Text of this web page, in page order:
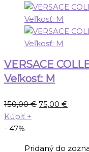
VERSACE
Veľkosť: M
150,00€ Pôvodná
75,00 €
Kúpiť +
- 47%
Pridaný do